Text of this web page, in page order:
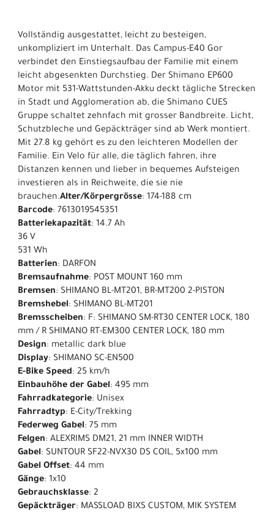
Vollständig ausgestattet, leicht zu besteigen,
unkompliziert im Unterhalt. Das Campus-E40 Gor
verbindet den Einstiegsaufbau der Familie mit einem
leicht abgesenkten Durchstieg. Der Shimano EP600
Motor mit 531-Wattstunden-Akku deckt tägliche Strecken
in Stadt und Agglomeration ab, die Shimano CUES
Gruppe schaltet zehnfach mit grosser Bandbreite. Licht,
Schutzbleche und Gepäckträger sind ab Werk montiert.
Mit 27.8 kg gehört es zu den leichteren Modellen der
Familie. Ein Velo für alle, die täglich fahren, ihre
Distanzen kennen und lieber in bequemes Aufsteigen
investieren als in Reichweite, die sie nie
brauchen.Alter/Körpergrösse: 174-188 cm
Barcode: 7613019545351
Batteriekapazität: 14.7 Ah
36 V
531 Wh
Batterien: DARFON
Bremsaufnahme: POST MOUNT 160 mm
Bremsen: SHIMANO BL-MT201, BR-MT200 2-PISTON
Bremshebel: SHIMANO BL-MT201
Bremsscheiben: F: SHIMANO SM-RT30 CENTER LOCK, 180
mm / R SHIMANO RT-EM300 CENTER LOCK, 180 mm
Design: metallic dark blue
Display: SHIMANO SC-EN500
E-Bike Speed: 25 km/h
Einbauhöhe der Gabel: 495 mm
Fahrradkategorie: Unisex
Fahrradtyp: E-City/Trekking
Federweg Gabel: 75 mm
Felgen: ALEXRIMS DM21, 21 mm INNER WIDTH
Gabel: SUNTOUR SF22-NVX30 DS COIL, 5x100 mm
Gabel Offset: 44 mm
Gänge: 1x10
Gebrauchsklasse: 2
Gepäckträger: MASSLOAD BIXS CUSTOM, MIK SYSTEM